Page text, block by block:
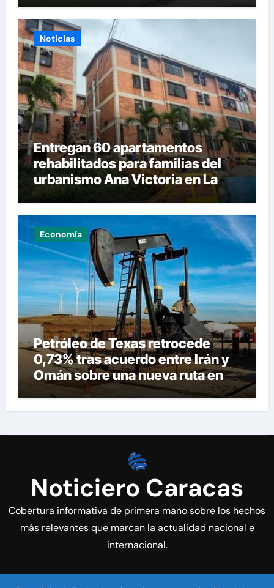
Noticias
Entregan 60 apartamentos
rehabilitados para familias del
urbanismo Ana Victoria en La
Guaira
Economía
Petróleo de Texas retrocede
0,73% tras acuerdo entre Irán y
Omán sobre una nueva ruta en
Ormuz
Noticiero Caracas
Cobertura informativa de primera mano sobre los hechos
más relevantes que marcan la actualidad nacional e
internacional.